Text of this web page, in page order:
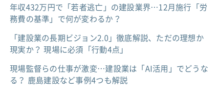
年収432万円で「若者逃亡」の建設業界…12月施行「労
務費の基準」で何が変わるか？
「建設業の長期ビジョン2.0」徹底解説、ただの理想か
現実か？ 現場に必須「行動4点」
現場監督らの仕事が激変…建設業は「AI活用」でどうな
る？ 鹿島建設など事例4つも解説